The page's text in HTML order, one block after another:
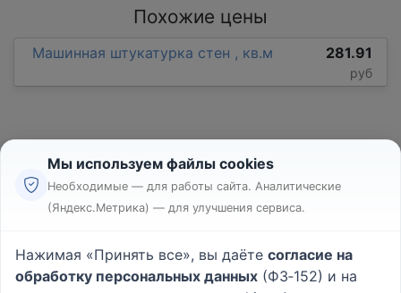
Похожие цены
Машинная штукатурка стен , кв.м 281.91
руб
Реклама
Пользовательское соглашение
Политика конфиденциальности
Мы используем файлы cookies
Необходимые — для работы сайта. Аналитические
(Яндекс.Метрика) — для улучшения сервиса.
Нажимая «Принять все», вы даёте согласие на
обработку персональных данных (ФЗ‑152) и на